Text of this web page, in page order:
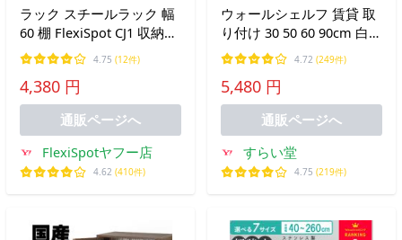
ラック スチールラック 幅
60 棚 FlexiSpot CJ1 収納ラ
ック3段 スチールシェルフ
収納 メタルラック キッチ
ンラック オープンラック
メタル コーナーラック 本
4.75 (12件)
4,380 円
通販ページへ
FlexiSpotヤフー店
4.62 (410件)
ウォールシェルフ 賃貸 取
り付け 30 50 60 90cm 白
黒 木目 ワイヤーシェルフ
棚 壁 北欧 収納 ウォール
ラック 壁掛け
4.72 (249件)
5,480 円
通販ページへ
すらい堂
4.75 (219件)